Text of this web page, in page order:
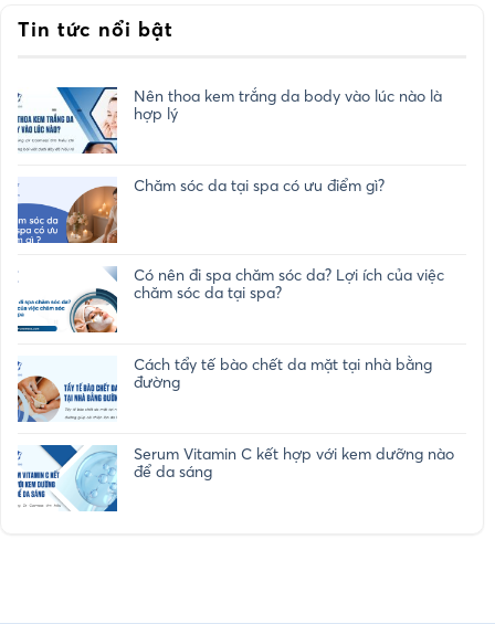
Tin tức nổi bật
Nên thoa kem trắng da body vào lúc nào là
hợp lý
Chăm sóc da tại spa có ưu điểm gì?
Có nên đi spa chăm sóc da? Lợi ích của việc
chăm sóc da tại spa?
Cách tẩy tế bào chết da mặt tại nhà bằng
đường
Serum Vitamin C kết hợp với kem dưỡng nào
để da sáng